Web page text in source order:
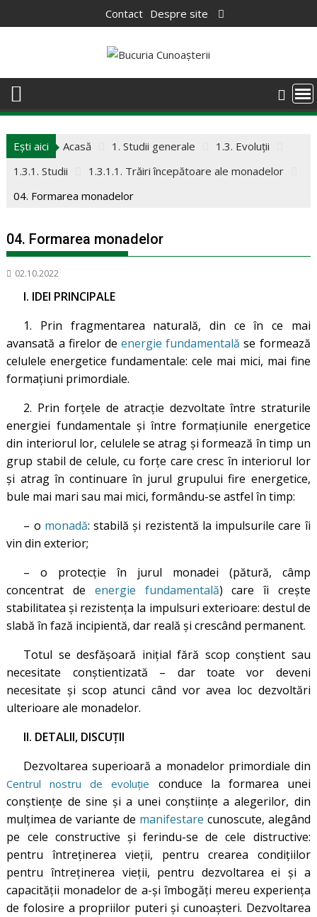
to
Contact Despre site
Ești aici Acasă 1. Studii generale
1.3. Evoluții
1.3.1. Studii
1.3.1.1. Trăiri începătoare ale monadelor
04. Formarea monadelor
04. Formarea monadelor
02.10.2022
I. IDEI PRINCIPALE
1. Prin fragmentarea naturală, din ce în ce mai
avansată a firelor deenergie fundamentală se formează
celulele energetice fundamentale: cele mai mici, mai fine
formaţiuni primordiale.
2. Prin forţele de atracţie dezvoltate între straturile
energiei fundamentale şi între formaţiunile energetice
din interiorul lor, celulele se atrag şi formează în timp un
grup stabil de celule, cu forţe care cresc în interiorul lor
şi atrag în continuare în jurul grupului fire energetice,
bule mai mari sau mai mici, formându-se astfel în timp:
– o monadă: stabilă şi rezistentă la impulsurile care îi
vin din exterior;
– o protecţie în jurul monadei (pătură, câmp
concentrat de energie fundamentală) care îi creşte
stabilitatea şi rezistenţa la impulsuri exterioare: destul de
slabă în fază incipientă, dar reală și crescând permanent.
Totul se desfăşoară iniţial fără scop conştient sau
necesitate conştientizată – dar toate vor deveni
necesitate şi scop atunci când vor avea loc dezvoltări
ulterioare ale monadelor.
II. DETALII, DISCUŢII
Dezvoltarea superioară a monadelor primordiale din
Centrul nostru de evoluţie
conduce la formarea unei
conştienţe de sine şi a unei conştiinţe a alegerilor, din
mulţimea de variante de manifestare cunoscute, alegând
pe cele constructive și ferindu-se de cele distructive:
pentru întreţinerea vieţii, pentru crearea condiţiilor
pentru întreţinerea vieţii, pentru dezvoltarea ei și a
capacităţii monadelor de a-şi îmbogăţi mereu experienţa
de folosire a propriilor puteri şi cunoaşteri. Dezvoltarea